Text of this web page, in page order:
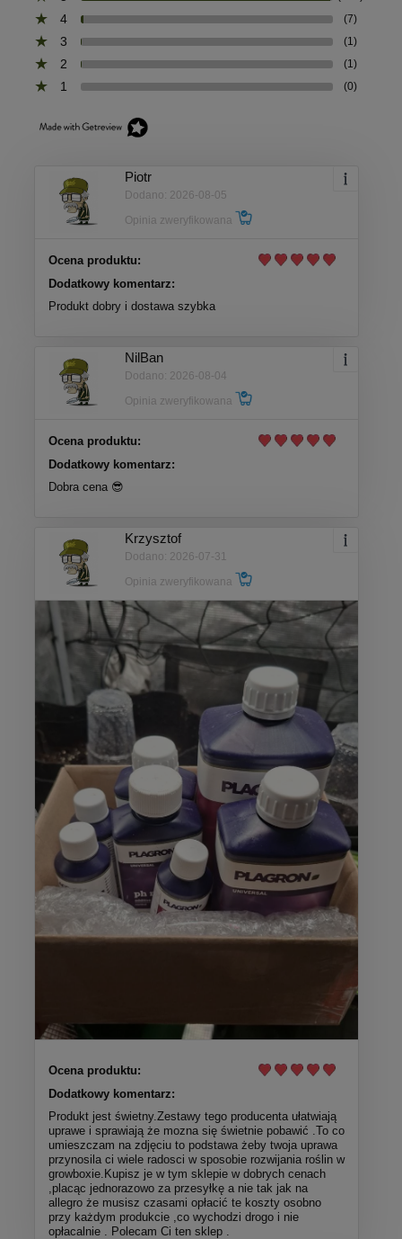
4 (7)
3 (1)
2 (1)
1 (0)
Piotr
Dodano: 2026-08-05
Opinia zweryfikowana
Ocena produktu:
Dodatkowy komentarz:
Produkt dobry i dostawa szybka
NilBan
Dodano: 2026-08-04
Opinia zweryfikowana
Ocena produktu:
Dodatkowy komentarz:
Dobra cena 😎
Krzysztof
Dodano: 2026-07-31
Opinia zweryfikowana
Ocena produktu:
Dodatkowy komentarz:
Produkt jest świetny.Zestawy tego producenta ułatwiają
uprawe i sprawiają że mozna się świetnie pobawić .To co
umieszczam na zdjęciu to podstawa żeby twoja uprawa
przynosila ci wiele radosci w sposobie rozwijania roślin w
growboxie.Kupisz je w tym sklepie w dobrych cenach
,placąc jednorazowo za przesyłkę a nie tak jak na
allegro że musisz czasami opłacić te koszty osobno
przy każdym produkcie ,co wychodzi drogo i nie
opłacalnie . Polecam Ci ten sklep .